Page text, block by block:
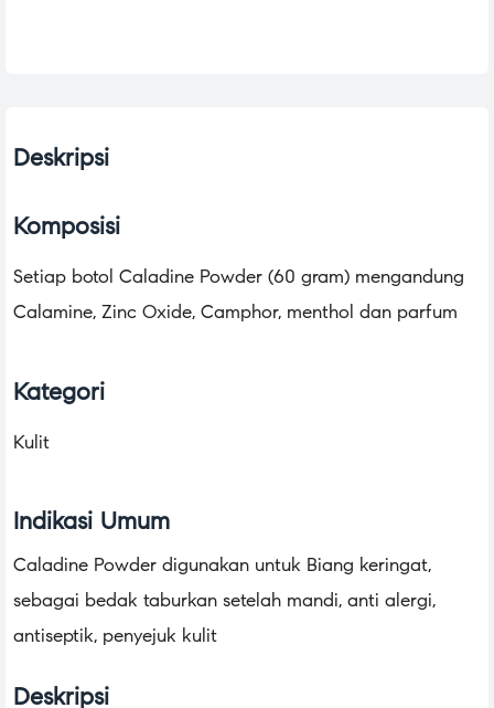
Deskripsi
Komposisi
Setiap botol Caladine Powder (60 gram) mengandung
Calamine, Zinc Oxide, Camphor, menthol dan parfum
Kategori
Kulit
Indikasi Umum
Caladine Powder digunakan untuk Biang keringat,
sebagai bedak taburkan setelah mandi, anti alergi,
antiseptik, penyejuk kulit
Deskripsi